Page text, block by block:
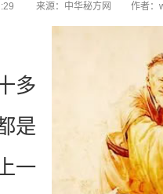
来源： 中华秘方网 作者：
多
是
一